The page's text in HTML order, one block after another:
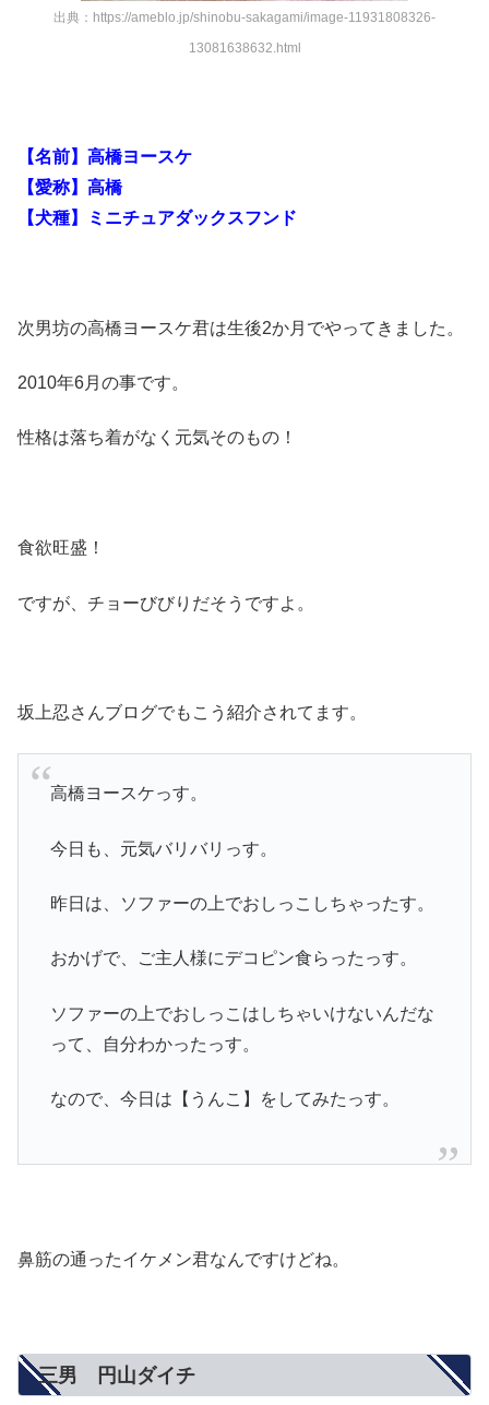
出典：https://ameblo.jp/shinobu-sakagami/image-11931808326-
13081638632.html
【名前】高橋ヨースケ
【愛称】高橋
【犬種】ミニチュアダックスフンド
次男坊の高橋ヨースケ君は生後2か月でやってきました。
2010年6月の事です。
性格は落ち着がなく元気そのもの！
食欲旺盛！
ですが、チョーびびりだそうですよ。
坂上忍さんブログでもこう紹介されてます。
高橋ヨースケっす。
今日も、元気バリバリっす。
昨日は、ソファーの上でおしっこしちゃったす。
おかげで、ご主人様にデコピン食らったっす。
ソファーの上でおしっこはしちゃいけないんだな
って、自分わかったっす。
なので、今日は【うんこ】をしてみたっす。
鼻筋の通ったイケメン君なんですけどね。
三男 円山ダイチ